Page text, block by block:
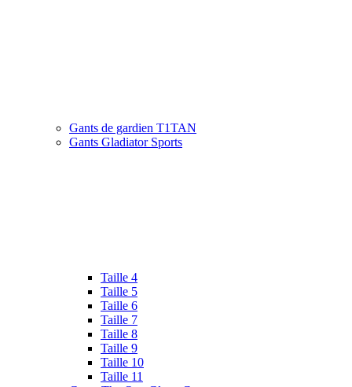
Gants de gardien T1TAN
Gants Gladiator Sports
Taille 4
Taille 5
Taille 6
Taille 7
Taille 8
Taille 9
Taille 10
Taille 11